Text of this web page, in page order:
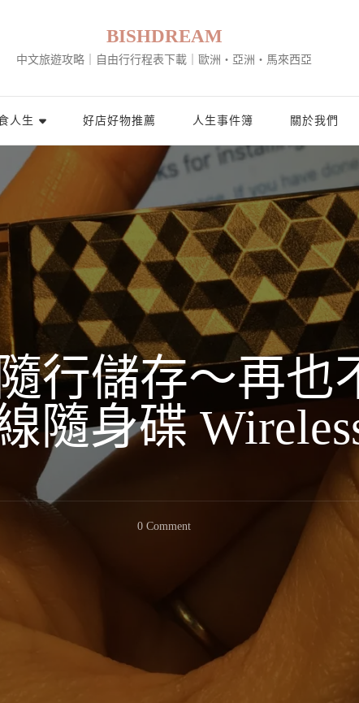
BISHDREAM
中文旅遊攻略｜自由行行程表下載｜歐洲・亞洲・馬來西亞
人生 好店好物推薦 人生事件簿 關於我們
行儲存～再也
隨身碟
0 CommentOn
片
行